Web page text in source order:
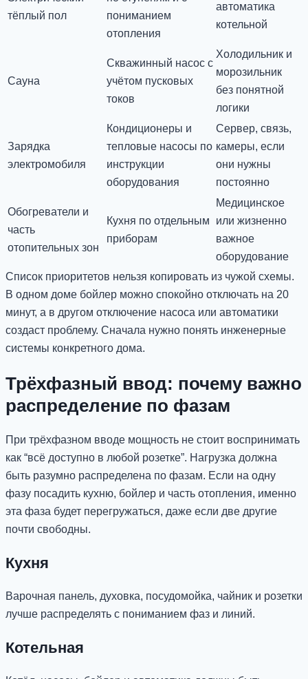
тёплый пол
пониманием
отопления
автоматика
котельной
Сауна
Скважинный насос с
учётом пусковых
токов
Холодильник и
морозильник
без понятной
логики
Зарядка
электромобиля
Кондиционеры и
тепловые насосы по
инструкции
оборудования
Сервер, связь,
камеры, если
они нужны
постоянно
Обогреватели и
часть
отопительных зон
Кухня по отдельным
приборам
Медицинское
или жизненно
важное
оборудование
Список приоритетов нельзя копировать из чужой схемы.
В одном доме бойлер можно спокойно отключать на 20
минут, а в другом отключение насоса или автоматики
создаст проблему. Сначала нужно понять инженерные
системы конкретного дома.
Трёхфазный ввод: почему важно
распределение по фазам
При трёхфазном вводе мощность не стоит воспринимать
как “всё доступно в любой розетке”. Нагрузка должна
быть разумно распределена по фазам. Если на одну
фазу посадить кухню, бойлер и часть отопления, именно
эта фаза будет перегружаться, даже если две другие
почти свободны.
Кухня
Варочная панель, духовка, посудомойка, чайник и розетки
лучше распределять с пониманием фаз и линий.
Котельная